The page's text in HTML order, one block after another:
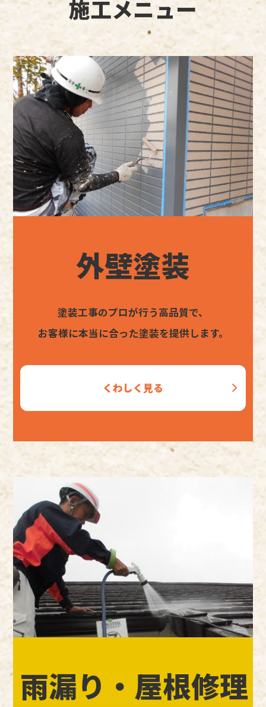
施工メニュー
外壁塗装
塗装工事のプロが行う高品質で、
お客様に本当に合った塗装を提供します。
くわしく見る
雨漏り・屋根修理